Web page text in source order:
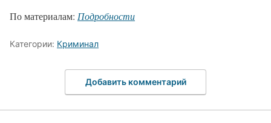
По материалам: Подробности
Категории: Криминал
Добавить комментарий